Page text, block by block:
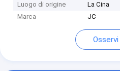
Luogo di origine
La Cina
Marca
JC
Osservi